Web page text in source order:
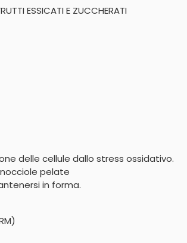
ESSICATI E ZUCCHERATI
delle cellule dallo stress ossidativo.
pelate
in forma.